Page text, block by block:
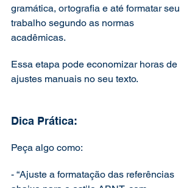
gramática, ortografia e até formatar seu
trabalho segundo as normas
acadêmicas.
Essa etapa pode economizar horas de
ajustes manuais no seu texto.
Dica Prática:
Peça algo como:
- “Ajuste a formatação das referências